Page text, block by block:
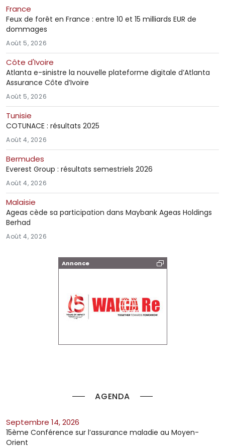
Annonce
AGENDA
septembre 14, 2026
15ème Conférence sur l’assurance maladie au Moyen-
Orient
France
Feux de forêt en France : entre 10 et 15 milliards EUR de
dommages
Août 5, 2026
Côte d'Ivoire
Atlanta e-sinistre la nouvelle plateforme digitale d’Atlanta
Assurance Côte d’Ivoire
Août 5, 2026
Tunisie
COTUNACE : résultats 2025
Août 4, 2026
Bermudes
Everest Group : résultats semestriels 2026
Août 4, 2026
Malaisie
Ageas cède sa participation dans Maybank Ageas Holdings
Berhad
Août 4, 2026